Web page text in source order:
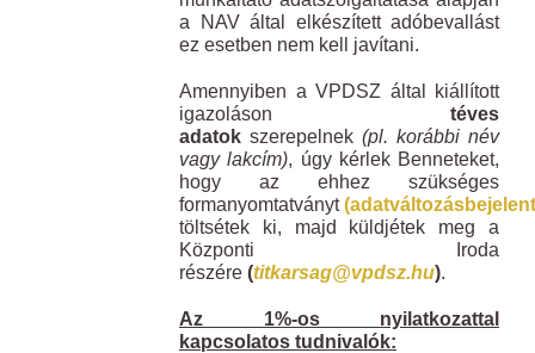
a NAV által elkészített adóbevallást
ez esetben nem kell javítani.
Amennyiben a VPDSZ által kiállított
igazoláson téves
adatok szerepelnek (pl. korábbi név
vagy lakcím), úgy kérlek Benneteket,
hogy az ehhez szükséges
formanyomtatványt
töltsétek ki, majd küldjétek meg a
Központi Iroda
részére (titkarsag@vpdsz.hu).
Az 1%-os nyilatkozattal
kapcsolatos tudnivalók: